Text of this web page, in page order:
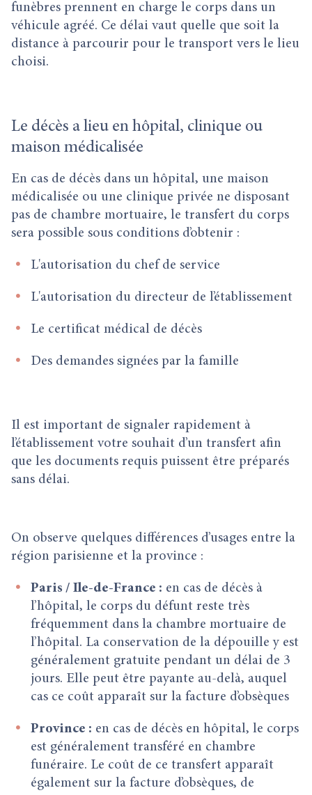
funèbres prennent en charge le corps dans un
véhicule agréé. Ce délai vaut quelle que soit la
distance à parcourir pour le transport vers le lieu
choisi.
Le décès a lieu en hôpital, clinique ou
maison médicalisée
En cas de décès dans un hôpital, une maison
médicalisée ou une clinique privée ne disposant
pas de chambre mortuaire, le transfert du corps
sera possible sous conditions d’obtenir :
L'autorisation du chef de service
L'autorisation du directeur de l’établissement
Le certificat médical de décès
Des demandes signées par la famille
Il est important de signaler rapidement à
l’établissement votre souhait d’un transfert afin
que les documents requis puissent être préparés
sans délai.
On observe quelques différences d’usages entre la
région parisienne et la province :
Paris / Ile-de-France : en cas de décès à
l’hôpital, le corps du défunt reste très
fréquemment dans la chambre mortuaire de
l’hôpital. La conservation de la dépouille y est
généralement gratuite pendant un délai de 3
jours. Elle peut être payante au-delà, auquel
cas ce coût apparaît sur la facture d’obsèques
Province : en cas de décès en hôpital, le corps
est généralement transféré en chambre
funéraire. Le coût de ce transfert apparaît
également sur la facture d’obsèques, de